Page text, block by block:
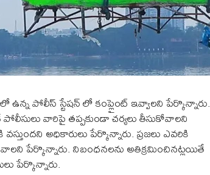
పోలీస్ స్టేషన్ లో కంప్లైంట్ ఇవ్వాలని పేర్కొన్నారు.
పోలీసులు వారిపై తప్పకుండా చర్యలు తీసుకోవాలని
అధికారులు పేర్కొన్నారు. ప్రజలు ఎవరికి
పేర్కొన్నారు. నిబంధనలను అతిక్రమించినట్లయితే
పేర్కొన్నారు.